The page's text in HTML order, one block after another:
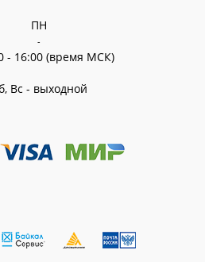
ПН
-
- 16:00 (время МСК)
Вс - выходной